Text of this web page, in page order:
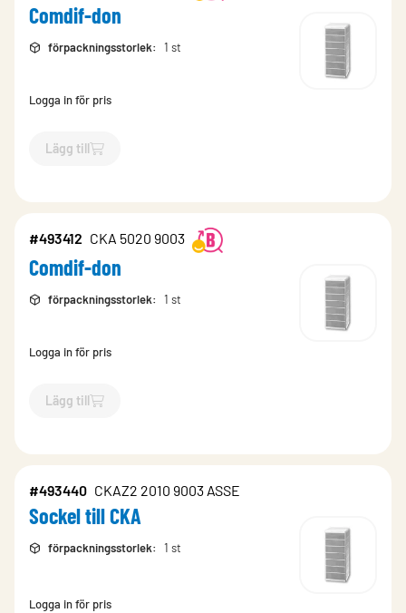
Comdif-don
förpackningsstorlek: 1 st
Logga in för pris
Lägg till
`$Lägg till
#493412 CKA 5020 9003
Comdif-don
förpackningsstorlek: 1 st
Logga in för pris
Lägg till
`$Lägg till
#493440 CKAZ2 2010 9003 ASSE
Sockel till CKA
förpackningsstorlek: 1 st
Logga in för pris